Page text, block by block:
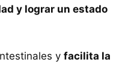
y lograr un estado
y facilita la